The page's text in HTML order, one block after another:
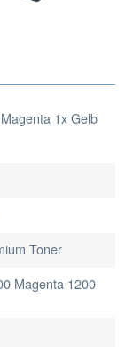
1x Gelb
Toner
Magenta 1200